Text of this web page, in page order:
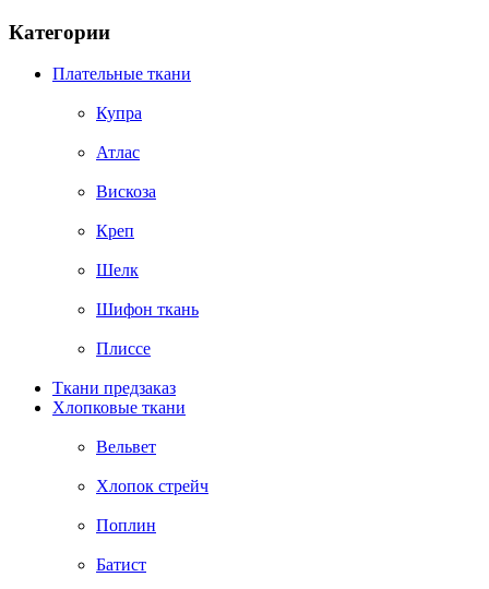
Категории
Плательные ткани
Купра
Атлас
Вискоза
Креп
Шелк
Шифон ткань
Плиссе
Ткани предзаказ
Хлопковые ткани
Вельвет
Хлопок стрейч
Поплин
Батист